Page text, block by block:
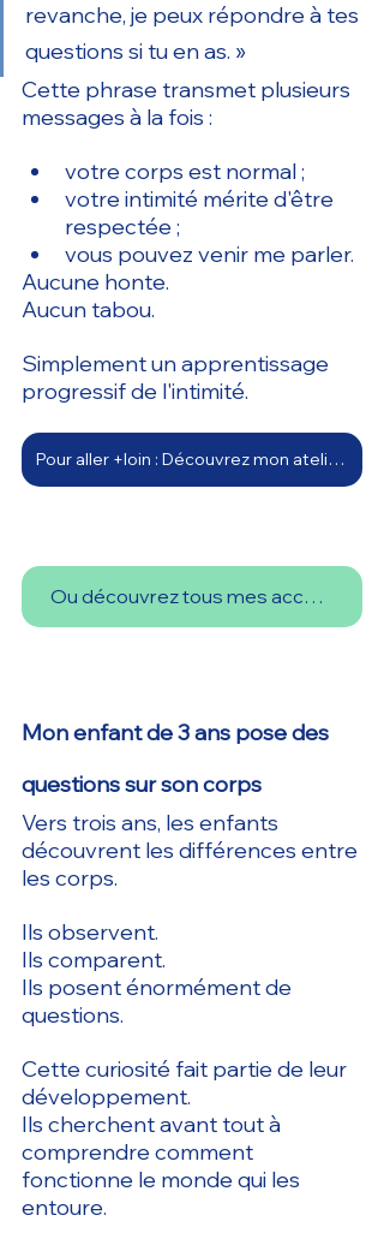
revanche, je peux répondre à tes
questions si tu en as. »
Cette phrase transmet plusieurs
messages à la fois :
votre corps est normal ;
votre intimité mérite d'être
respectée ;
vous pouvez venir me parler.
Aucune honte.
Aucun tabou.
Simplement un apprentissage
progressif de l'intimité.
Pour aller +loin : Découvrez mon atelier thématique pour parents
Ou découvrez tous mes accompagnements
Mon enfant de 3 ans pose des
questions sur son corps
Vers trois ans, les enfants
découvrent les différences entre
les corps.
Ils observent.
Ils comparent.
Ils posent énormément de
questions.
Cette curiosité fait partie de leur
développement.
Ils cherchent avant tout à
comprendre comment
fonctionne le monde qui les
entoure.